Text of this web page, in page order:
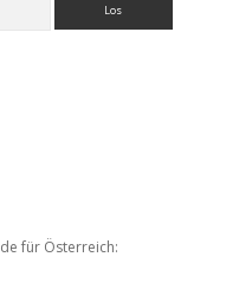
für Österreich: